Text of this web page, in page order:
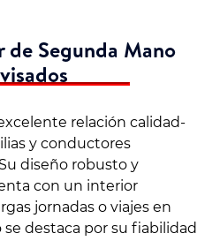
de Segunda Mano
relación calidad-
y conductores
diseño robusto y
con un interior
jornadas o viajes en
destaca por su fiabilidad